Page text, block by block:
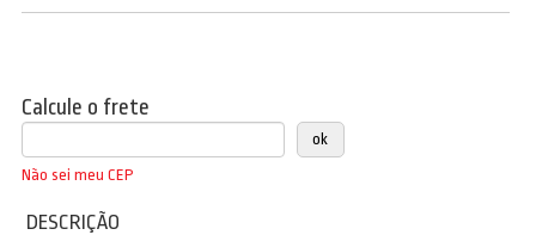
Calcule o frete
Não sei meu CEP
DESCRIÇÃO